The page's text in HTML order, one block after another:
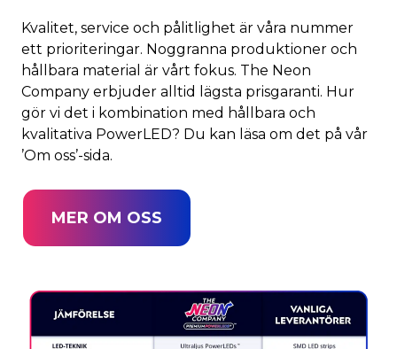
Kvalitet, service och pålitlighet är våra nummer
ett prioriteringar. Noggranna produktioner och
hållbara material är vårt fokus. The Neon
Company erbjuder alltid lägsta prisgaranti. Hur
gör vi det i kombination med hållbara och
kvalitativa PowerLED? Du kan läsa om det på vår
’Om oss’-sida.
MER OM OSS